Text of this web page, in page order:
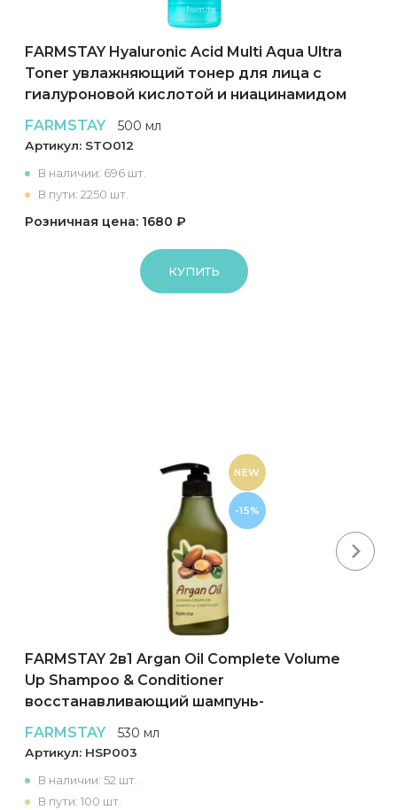
FARMSTAY Hyaluronic Acid Multi Aqua Ultra
Toner увлажняющий тонер для лица с
гиалуроновой кислотой и ниацинамидом
FARMSTAY
500 мл
Артикул: STO012
В наличии: 696 шт.
В пути: 2250 шт.
Розничная цена: 1680 ₽
КУПИТЬ
FARMSTAY 2в1 Argan Oil Complete Volume
Up Shampoo & Conditioner
восстанавливающий шампунь-
кондиционер для волос
FARMSTAY 530 мл
Артикул: HSP003
В наличии: 52 шт.
В пути: 100 шт.
NEW
-15%
Next